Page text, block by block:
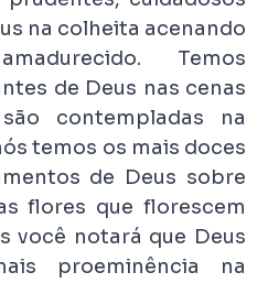
na colheita acenando
Temos
de Deus nas cenas
contempladas na
temos os mais doces
de Deus sobre
flores que florescem
você notará que Deus
proeminência na